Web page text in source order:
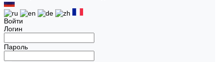
Войти
Логин
Пароль